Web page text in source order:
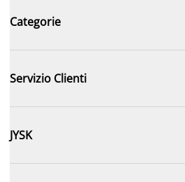
Categorie
Servizio Clienti
JYSK